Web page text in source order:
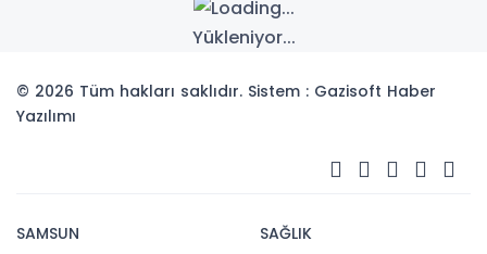
Yükleniyor...
© 2026 Tüm hakları saklıdır. Sistem : Gazisoft Haber
Yazılımı
SAMSUN
SAĞLIK